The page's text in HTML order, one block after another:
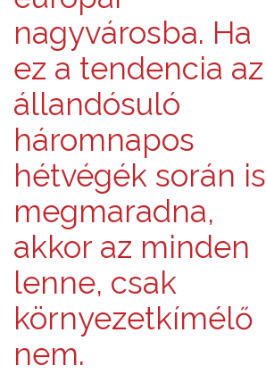
nagyvárosba. Ha
ez a tendencia az
állandósuló
háromnapos
hétvégék során is
megmaradna,
akkor az minden
lenne, csak
környezetkímélő
nem.